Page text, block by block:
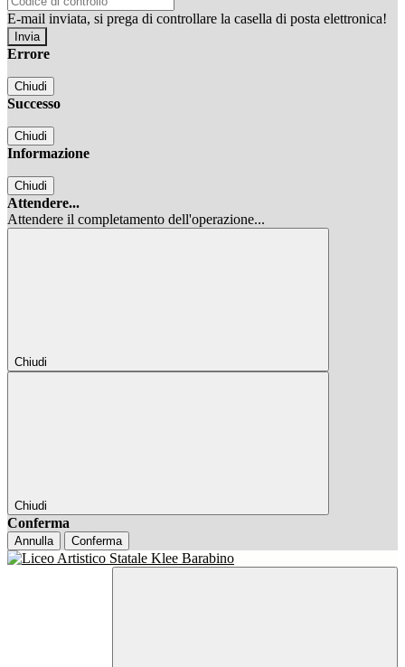
E-mail inviata, si prega di controllare la casella di posta elettronica!
Errore
Chiudi
Successo
Chiudi
Informazione
Chiudi
Attendere...
Attendere il completamento dell'operazione...
Chiudi
Chiudi
Conferma
Annulla Conferma